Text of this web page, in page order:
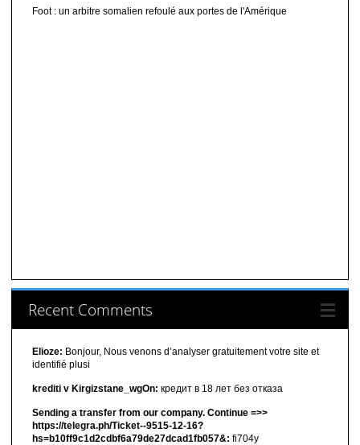
Foot : un arbitre somalien refoulé aux portes de l'Amérique
Recent Comments
Elioze: Bonjour, Nous venons d’analyser gratuitement votre site et
identifié plusi
krediti v Kirgizstane_wgOn: кредит в 18 лет без отказа
Sending a transfer from our company. Continue =>>
https://telegra.ph/Ticket--9515-12-16?
hs=b10ff9c1d2cdbf6a79de27dcad1fb057&: fi704y